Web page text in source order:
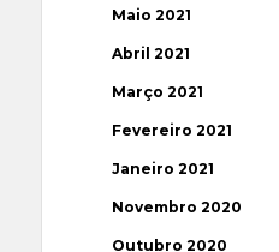
Maio 2021
Abril 2021
Março 2021
Fevereiro 2021
Janeiro 2021
Novembro 2020
Outubro 2020